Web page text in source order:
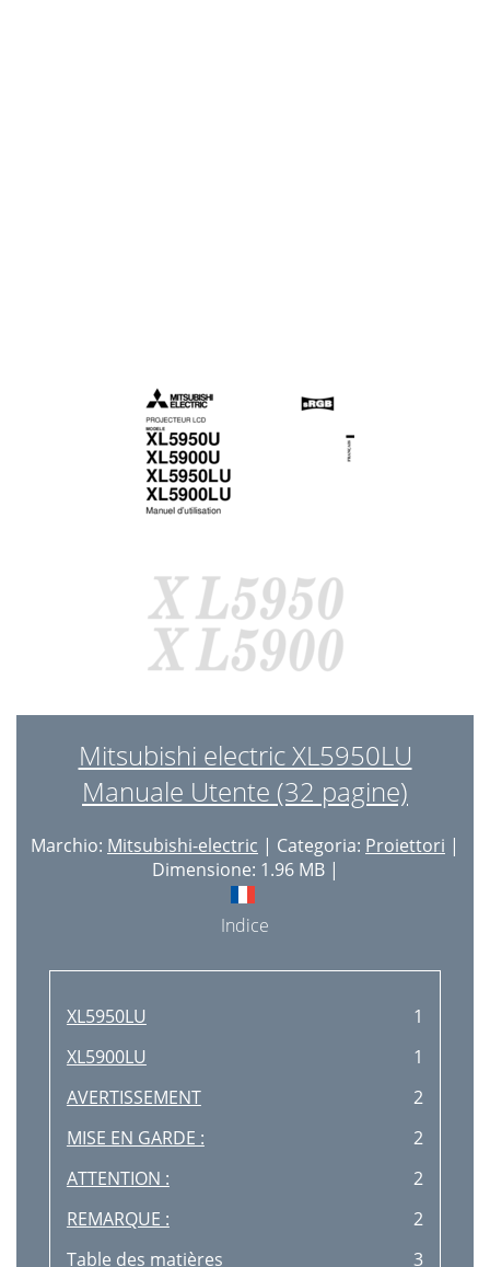
Mitsubishi electric XL5950LU
Manuale Utente (32 pagine)
Marchio: Mitsubishi-electric | Categoria: Proiettori |
Dimensione: 1.96 MB |
Indice
XL5950LU
1
XL5900LU
1
AVERTISSEMENT
2
MISE EN GARDE :
2
ATTENTION :
2
REMARQUE :
2
Table des matières
3